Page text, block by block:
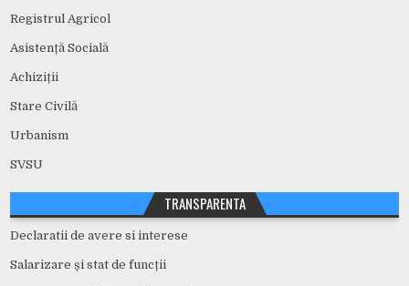
Registrul Agricol
Asistență Socială
Achiziții
Stare Civilă
Urbanism
SVSU
TRANSPARENTA
Declaratii de avere si interese
Salarizare și stat de funcții